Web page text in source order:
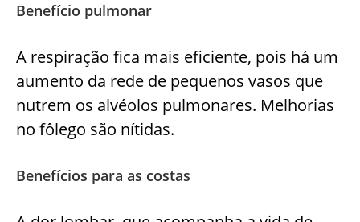
Benefício pulmonar
A respiração fica mais eficiente, pois há um
aumento da rede de pequenos vasos que
nutrem os alvéolos pulmonares. Melhorias
no fôlego são nítidas.
Benefícios para as costas